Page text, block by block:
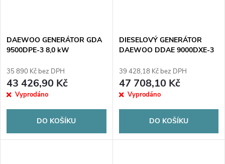
DAEWOO GENERÁTOR GDA
9500DPE-3 8,0 kW
35 890 Kč bez DPH
43 426,90 Kč
Vyprodáno
DO KOŠÍKU
DIESELOVÝ GENERÁTOR
DAEWOO DDAE 9000DXE-3
39 428,18 Kč bez DPH
47 708,10 Kč
Vyprodáno
DO KOŠÍKU